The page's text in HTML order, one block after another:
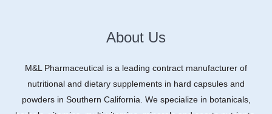
About Us
M&L Pharmaceutical is a leading contract manufacturer of
nutritional and dietary supplements in hard capsules and
powders in Southern California. We specialize in botanicals,